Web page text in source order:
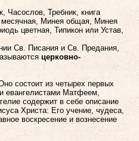
Часослов, Требник, книга
Минея общая, Минея
цветная, Типикон или Устав,
Св. Писания и Св. Предания,
церковно-
состоит из четырех первых
евангелистами Матфеем,
содержит в себе описание
Христа: Его учение, чудеса,
воскресение и вознесение